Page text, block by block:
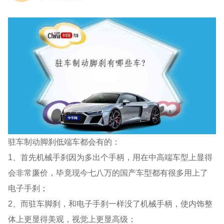
驻车制动脚刹低端车都会有的：
1、首先机械手刹因为多出个手柄，用在中高端车型上显得
会非常廉价，毕竟现今七八万的国产车型都有很多用上了
电子手刹；
2、而驻车脚刹，和电子手刹一样没了机械手柄，使内饰整
体上更显得美观，视觉上更显高级；